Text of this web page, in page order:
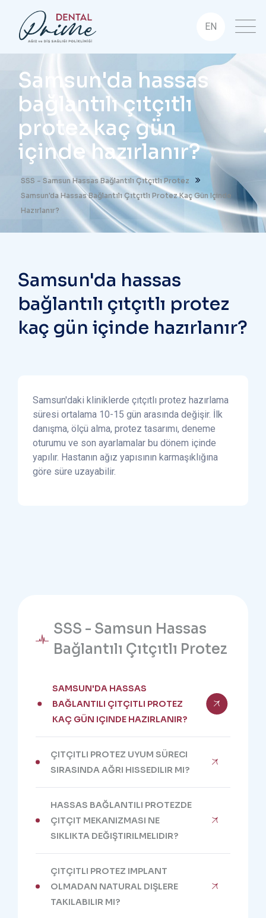
EN
Samsun'da hassas
bağlantılı çıtçıtlı
protez kaç gün
içinde hazırlanır?
SSS - Samsun Hassas Bağlantılı Çıtçıtlı Protez
Samsun'da Hassas Bağlantılı Çıtçıtlı Protez Kaç Gün Içinde
Hazırlanır?
Samsun'da hassas
bağlantılı çıtçıtlı protez
kaç gün içinde hazırlanır?
Samsun'daki kliniklerde çıtçıtlı protez hazırlama
süresi ortalama 10-15 gün arasında değişir. İlk
danışma, ölçü alma, protez tasarımı, deneme
oturumu ve son ayarlamalar bu dönem içinde
yapılır. Hastanın ağız yapısının karmaşıklığına
göre süre uzayabilir.
SSS - Samsun Hassas
Bağlantılı Çıtçıtlı Protez
SAMSUN'DA HASSAS
BAĞLANTILI ÇITÇITLI PROTEZ
KAÇ GÜN IÇINDE HAZIRLANIR?
ÇITÇITLI PROTEZ UYUM SÜRECI
SIRASINDA AĞRI HISSEDILIR MI?
HASSAS BAĞLANTILI PROTEZDE
ÇITÇIT MEKANIZMASI NE
SIKLIKTA DEĞIŞTIRILMELIDIR?
ÇITÇITLI PROTEZ IMPLANT
OLMADAN NATURAL DIŞLERE
TAKILABILIR MI?